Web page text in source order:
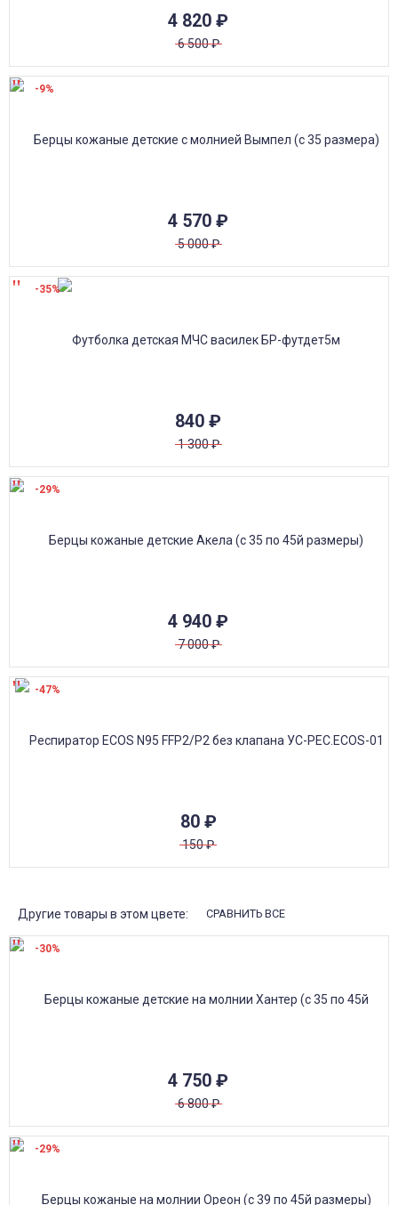
4 820 ₽
6 500₽
4 570 ₽
5 000₽
-9%
840 ₽
1 300₽
-35%
4 940 ₽
7 000₽
-29%
80 ₽
150₽
-47%
Другие товары в этом цвете: СРАВНИТЬ ВСЕ
4 750 ₽
6 800₽
-30%
-29%